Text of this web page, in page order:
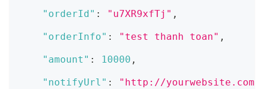
"orderId" : "u7XR9xfTj" ,
"orderInfo" : "test thanh toan" ,
"amount" : 10000 ,
"notifyUrl" : "http://yourwebsite.com/